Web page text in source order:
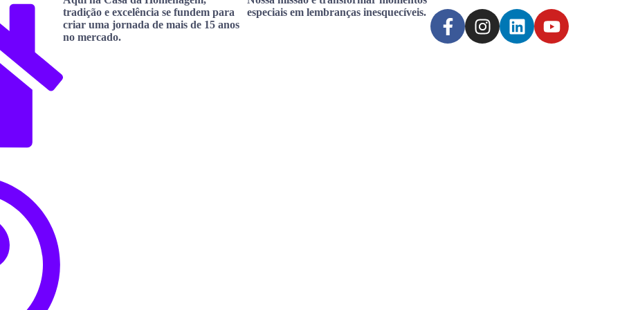
tradição e excelência se fundem para
criar uma jornada de mais de 15 anos
no mercado.
especiais em lembranças inesquecíveis.